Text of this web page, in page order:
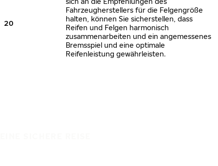
20
Fahrzeugherstellers für die Felgengröße
halten, können Sie sicherstellen, dass
Reifen und Felgen harmonisch
zusammenarbeiten und ein angemessenes
Bremsspiel und eine optimale
Reifenleistung gewährleisten.